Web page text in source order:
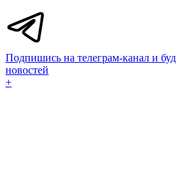
Подпишись на телеграм-канал и
новостей
+